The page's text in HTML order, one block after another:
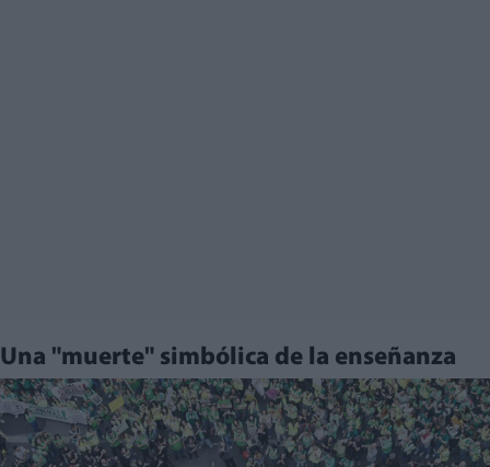
Una "muerte" simbólica de la enseñanza